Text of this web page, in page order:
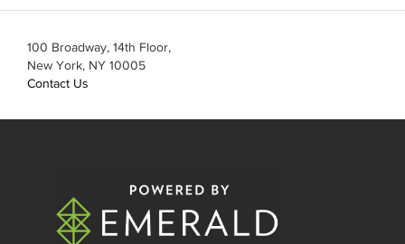
100 Broadway, 14th Floor,
New York, NY 10005
Contact Us